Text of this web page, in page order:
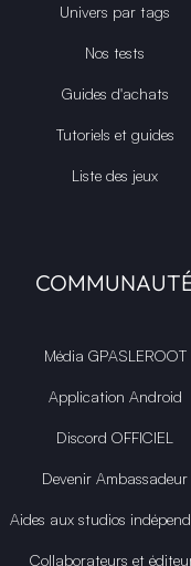
Univers par tags
Nos tests
Guides d'achats
Tutoriels et guides
Liste des jeux
Média GPASLEROOT
Application Android
Discord OFFICIEL
Devenir Ambassadeur
Aides aux studios
Collaborateurs et